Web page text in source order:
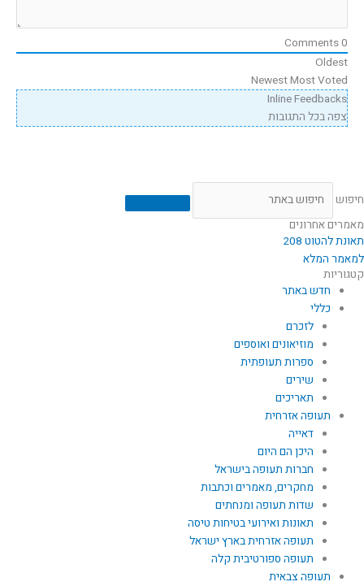
0
Oldest
NewestMost Voted
Inline Feedbacks
צפה בכל התגובות
חיפוש
מאמרים אחרונים
תאונת להטוט 208
למאמר המלא
קטגוריות
חדש באתר
כללי
לזכרם
מוזיאונים ואוספים
ספרות תעופתית
שירים
תאריכים
תעופה אזרחית
דאייה
היכן הם היום
חברות תעופה בישראל
מחקרים, מאמרים וכתבות
שדות תעופה ומנחתים
תאונות ואירועי בטיחות טיסה
תעופה אזרחית בארץ ישראל
תעופה ספורטיבית קלה
תעופה צבאית